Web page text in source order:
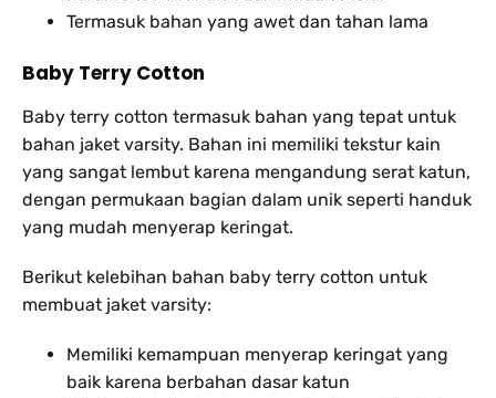
Termasuk bahan yang awet dan tahan lama
Baby Terry Cotton
Baby terry cotton termasuk bahan yang tepat untuk
bahan jaket varsity. Bahan ini memiliki tekstur kain
yang sangat lembut karena mengandung serat katun,
dengan permukaan bagian dalam unik seperti handuk
yang mudah menyerap keringat.
Berikut kelebihan bahan baby terry cotton untuk
membuat jaket varsity:
Memiliki kemampuan menyerap keringat yang
baik karena berbahan dasar katun